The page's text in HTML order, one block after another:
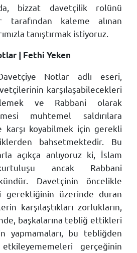
bizzat davetçilik rolünü
tarafından kaleme alınan
tanıştırmak istiyoruz.
| Fethi Yeken
Notlar adlı eseri,
karşılaşabilecekleri
ve Rabbani olarak
muhtemel saldırılara
karşı koyabilmek için gerekli
bahsetmektedir. Bu
açıkça anlıyoruz ki, İslam
ancak Rabbani
Davetçinin öncelikle
gerektiğinin üzerinde duran
karşılaştıkları zorlukların,
başkalarına tebliğ ettikleri
yapmamaları, bu tebliğden
gerçeğinin